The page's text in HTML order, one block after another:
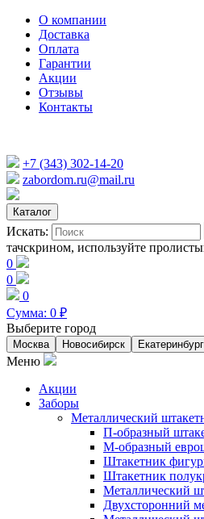
О компании
Доставка
Оплата
Гарантии
Акции
Отзывы
Контакты
+7 (343) 302-14-20
zabordom.ru@mail.ru
Каталог
Искать:
тачскрином, используйте
0
0
0
Сумма: 0 ₽
Выберите город
Москва Новосибирск Екатеринбург
Меню
Акции
Заборы
Металлический
П-образный
М-образный
Штакетник
Штакетник
Металлический
Двухсторонний